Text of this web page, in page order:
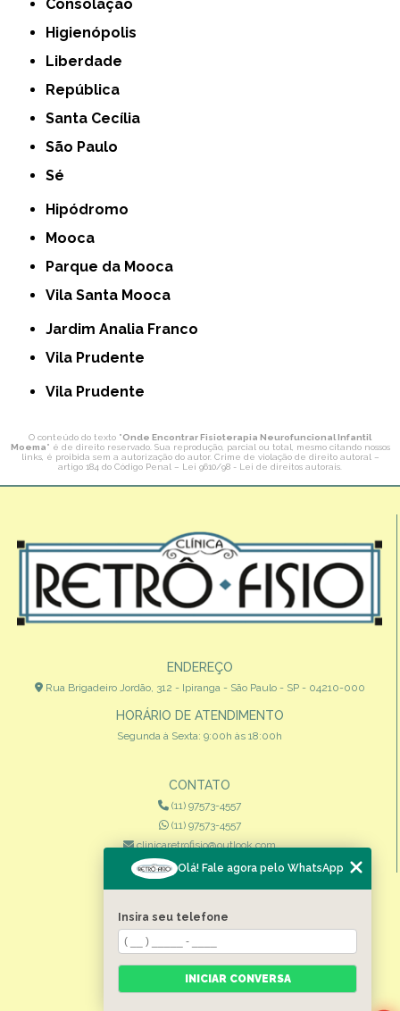
Consolação
Higienópolis
Liberdade
República
Santa Cecília
São Paulo
Sé
Hipódromo
Mooca
Parque da Mooca
Vila Santa Mooca
Jardim Analia Franco
Vila Prudente
Vila Prudente
O conteúdo do texto "Onde Encontrar Fisioterapia Neurofuncional Infantil
Moema" é de direito reservado. Sua reprodução, parcial ou total, mesmo citando nossos
links, é proibida sem a autorização do autor. Crime de violação de direito autoral –
artigo 184 do Código Penal – Lei 9610/98 - Lei de direitos autorais
ENDEREÇO
Rua Brigadeiro Jordão, 312 - Ipiranga - São Paulo - SP - 04210-000
HORÁRIO DE ATENDIMENTO
Segunda à Sexta: 9:00h às 18:00h
CONTATO
(11) 97573-4557
(11) 97573-4557
clinicaretrofisio@outlook.com
MENU
HOME
QUEM SOMOS
ESPECIALIDADES
CONTATO
Olá! Fale agora pelo WhatsApp
Insira seu telefone
INICIAR CONVERSA